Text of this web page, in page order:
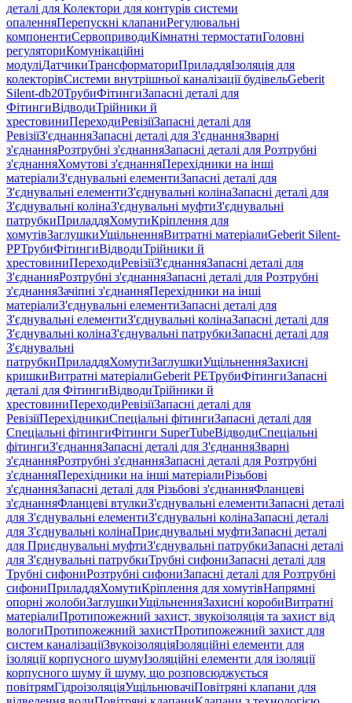
деталі для Колектори для контурів системи
опаленняПерепускні клапаниРегулювальні
компонентиСервоприводиКімнатні термостатиГоловні
регуляториКомунікаційні
модуліДатчикиТрансформаториПриладдяІзоляція для
колекторівСистеми внутрішньої каналізації будівельGeberit
Silent-db20ТрубиФітингиЗапасні деталі для
ФітингиВідводиТрійники й
хрестовиниПереходиРевізіїЗапасні деталі для
РевізіїЗ'єднанняЗапасні деталі для З'єднанняЗварні
з'єднанняРозтрубні з'єднанняЗапасні деталі для Розтрубні
з'єднанняХомутові з'єднанняПерехідники на інші
матеріалиЗ'єднувальні елементиЗапасні деталі для
З'єднувальні елементиЗ'єднувальні колінаЗапасні деталі для
З'єднувальні колінаЗ'єднувальні муфтиЗ'єднувальні
патрубкиПриладдяХомутиКріплення для
хомутівЗаглушкиУщільненняВитратні матеріалиGeberit Silent-
PPТрубиФітингиВідводиТрійники й
хрестовиниПереходиРевізіїЗ'єднанняЗапасні деталі для
З'єднанняРозтрубні з'єднанняЗапасні деталі для Розтрубні
з'єднанняЗачіпні з'єднанняПерехідники на інші
матеріалиЗ'єднувальні елементиЗапасні деталі для
З'єднувальні елементиЗ'єднувальні колінаЗапасні деталі для
З'єднувальні колінаЗ'єднувальні патрубкиЗапасні деталі для
З'єднувальні
патрубкиПриладдяХомутиЗаглушкиУщільненняЗахисні
кришкиВитратні матеріалиGeberit PEТрубиФітингиЗапасні
деталі для ФітингиВідводиТрійники й
хрестовиниПереходиРевізіїЗапасні деталі для
РевізіїПерехідникиСпеціальні фітингиЗапасні деталі для
Спеціальні фітингиФітинги SuperTubeВідводиСпеціальні
фітингиЗ'єднанняЗапасні деталі для З'єднанняЗварні
з'єднанняРозтрубні з'єднанняЗапасні деталі для Розтрубні
з'єднанняПерехідники на інші матеріалиРізьбові
з'єднанняЗапасні деталі для Різьбові з'єднанняФланцеві
з'єднанняФланцеві втулкиЗ'єднувальні елементиЗапасні деталі
для З'єднувальні елементиЗ'єднувальні колінаЗапасні деталі
для З'єднувальні колінаПриєднувальні муфтиЗапасні деталі
для Приєднувальні муфтиЗ'єднувальні патрубкиЗапасні деталі
для З'єднувальні патрубкиТрубні сифониЗапасні деталі для
Трубні сифониРозтрубні сифониЗапасні деталі для Розтрубні
сифониПриладдяХомутиКріплення для хомутівНапрямні
опорні жолобиЗаглушкиУщільненняЗахисні коробиВитратні
матеріалиПротипожежний захист, звукоізоляція та захист від
вологиПротипожежний захистПротипожежний захист для
систем каналізаціїЗвукоізоляціяІзоляційні елементи для
ізоляції корпусного шумуІзоляційні елементи для ізоляції
корпусного шуму й шуму, що розповсюджується
повітрямГідроізоляціяУщільнювачіПовітряні клапани для